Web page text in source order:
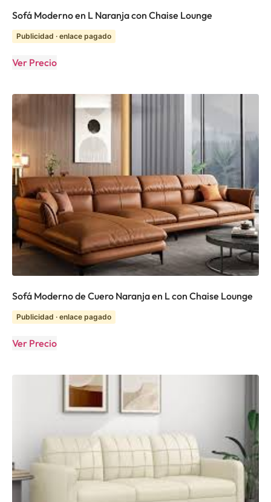
Sofá Moderno en L Naranja con Chaise Lounge
Publicidad · enlace pagado
Ver Precio
Sofá Moderno de Cuero Naranja en L con Chaise Lounge
Publicidad · enlace pagado
Ver Precio